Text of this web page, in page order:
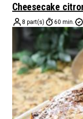
Cheesecake
8 part(s) 60 min.